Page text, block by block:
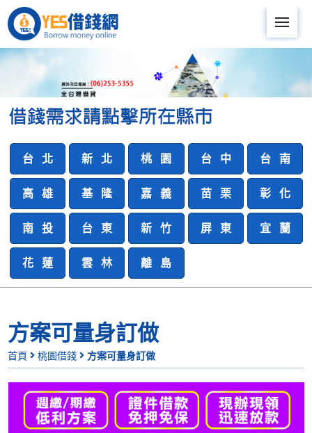
台 北 新 北 桃 園 台 中 台 南
高 雄 基 隆 嘉 義 苗 栗 彰 化
南 投 台 東 新 竹 屏 東 宜 蘭
花 蓮 雲 林 離 島
方案可量身訂做
首頁 桃園借錢 方案可量身訂做